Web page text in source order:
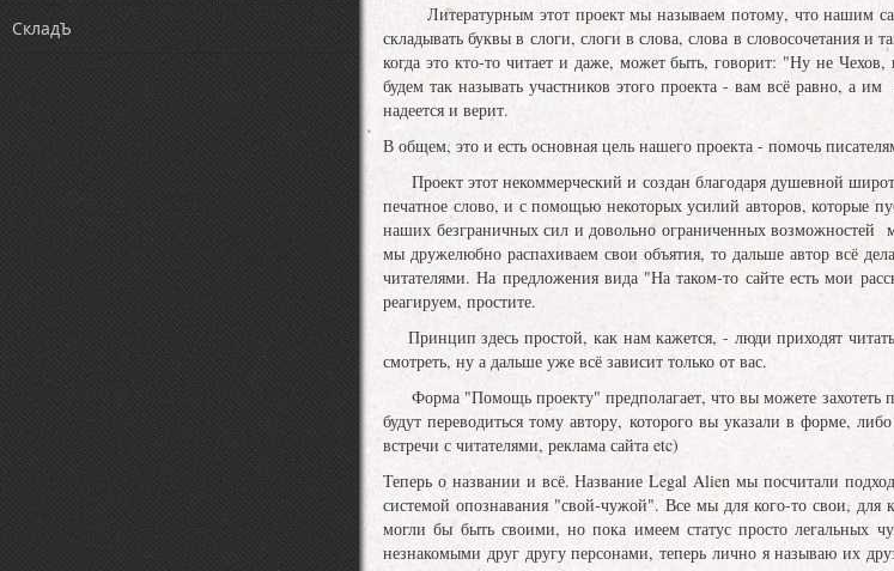
СкладЪ
Литературным этот проект мы называем потому, что нашим
складывать буквы в слоги, слоги в слова, слова в словосочетания
когда это кто-то читает и даже, может быть, говорит: "Ну не
будем так называть участников этого проекта - вам всё равно, а
надеется и верит.
В общем, это и есть основная цель нашего проекта - помочь
Проект этот некоммерческий и создан благодаря душевной
печатное слово, и с помощью некоторых усилий авторов, которые
наших безграничных сил и довольно ограниченных возможностей
мы дружелюбно распахиваем свои объятия, то дальше автор всё
читателями. На предложения вида "На таком-то сайте есть мои
реагируем, простите.
Принцип здесь простой, как нам кажется, - люди приходят читать
смотреть, ну а дальше уже всё зависит только от вас.
Форма "Помощь проекту" предполагает, что вы можете захотеть
будут переводиться тому автору, которого вы указали в форме,
встречи с читателями, реклама сайта etc)
Теперь о названии и всё. Название Legal Alien мы посчитали
системой опознавания "свой-чужой". Все мы для кого-то свои,
могли бы быть своими, но пока имеем статус просто легальных
незнакомыми друг другу персонами, теперь лично я называю их